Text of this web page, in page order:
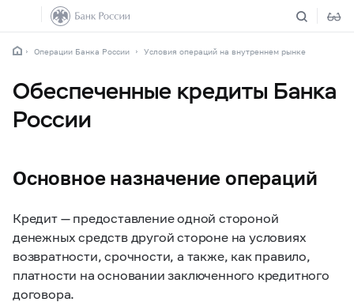
Операции Банка России Условия операций на внутреннем рынке
Обеспеченные кредиты Банка
России
Основное назначение операций
Кредит — предоставление одной стороной
денежных средств другой стороне на условиях
возвратности, срочности, а также, как правило,
платности на основании заключенного кредитного
договора.